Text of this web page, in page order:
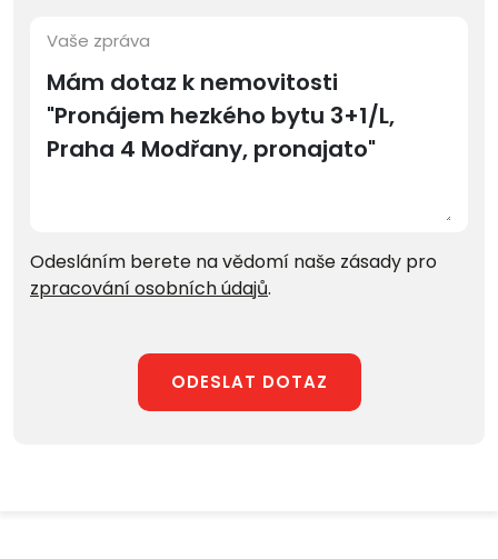
Vaše zpráva
Odesláním berete na vědomí naše zásady pro
zpracování osobních údajů.
ODESLAT DOTAZ